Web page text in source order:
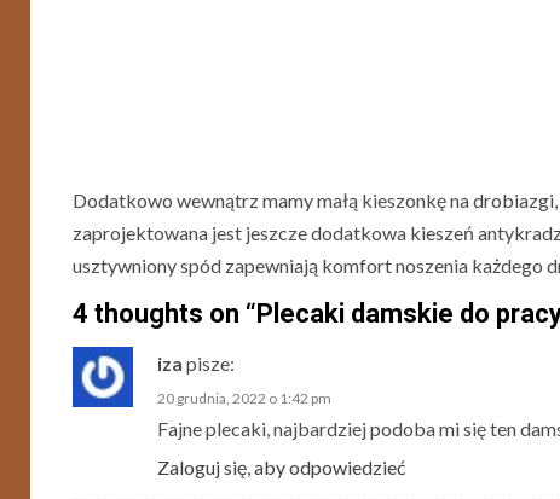
Dodatkowo wewnątrz mamy małą kieszonkę na
zaprojektowana jest jeszcze dodatkowa kieszeń
usztywniony spód zapewniają komfort noszenia każdego
4 thoughts on “Plecaki damskie do
iza pisze:
20 grudnia, 2022 o 1:42 pm
Fajne plecaki, najbardziej podoba mi się ten
Zaloguj się, aby odpowiedzieć